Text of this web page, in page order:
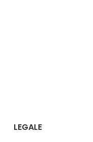
LEGALE